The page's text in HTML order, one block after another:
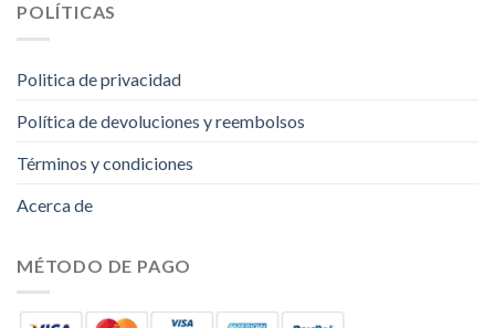
POLÍTICAS
Politica de privacidad
Política de devoluciones y reembolsos
Términos y condiciones
Acerca de
MÉTODO DE PAGO